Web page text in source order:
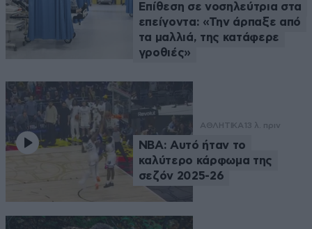
Επίθεση σε νοσηλεύτρια στα
επείγοντα: «Την άρπαξε από
τα μαλλιά, της κατάφερε
γροθιές»
ΑΘΛΗΤΙΚΑ 13 λ. πριν
NBA: Αυτό ήταν το
καλύτερο κάρφωμα της
σεζόν 2025-26